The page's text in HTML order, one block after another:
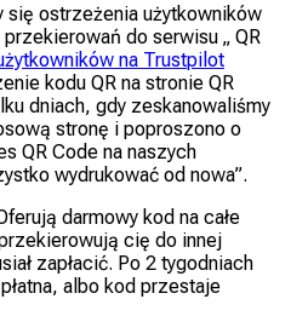
się ostrzeżenia użytkowników
do serwisu „ QR
na Trustpilot
kodu QR na stronie QR
dniach, gdy zeskanowaliśmy
stronę i poproszono o
QR Code na naszych
wydrukować od nowa”.
darmowy kod na całe
cię do innej
zapłacić. Po 2 tygodniach
albo kod przestaje